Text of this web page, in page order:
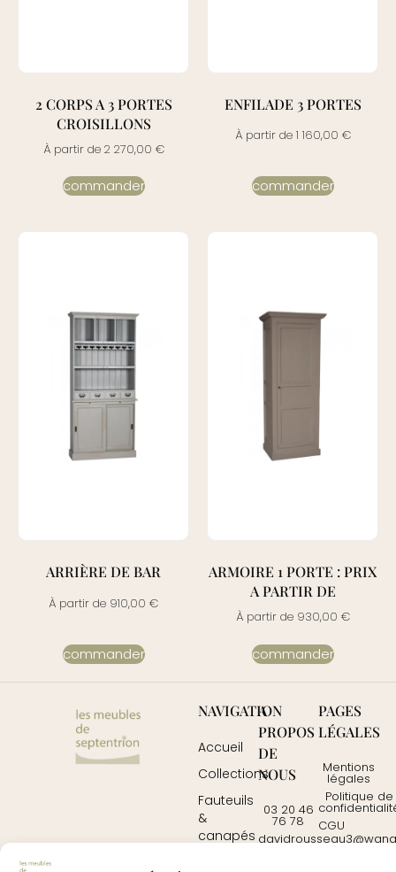
2 CORPS A 3 PORTES
CROISILLONS
À partir de 2 270,00 €
commander
ENFILADE 3 PORTES
À partir de 1 160,00 €
commander
ARRIÈRE DE BAR
À partir de 910,00 €
commander
ARMOIRE 1 PORTE : PRIX
A PARTIR DE
À partir de 930,00 €
commander
NAVIGATION
Accueil
Collections
Fauteuils
&
canapés
A
PROPOS
DE
NOUS
03 20 46
76 78
PAGES
LÉGALES
Mentions
légales
Politique de
CGU